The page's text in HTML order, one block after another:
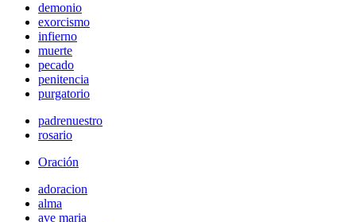
demonio
exorcismo
infierno
muerte
pecado
penitencia
purgatorio
padrenuestro
rosario
Oración
adoracion
alma
ave maria